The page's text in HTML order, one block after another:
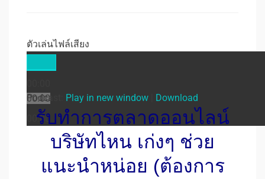
ตัวเล่นไฟล์เสียง
00:00
00:00
Podcast: Play in new window Download
รับทําการตลาดออนไลน์
บริษัทไหน เก่งๆ ช่วย
แนะนำหน่อย (ต้องการ